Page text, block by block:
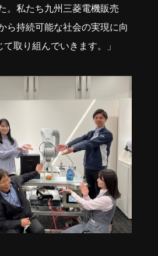
。私たち九州三菱電機販売
ら持続可能な社会の実現に向
取り組んでいきます。」